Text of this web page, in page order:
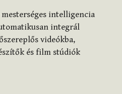
intelligencia
integrál
videókba,
és film stúdiók